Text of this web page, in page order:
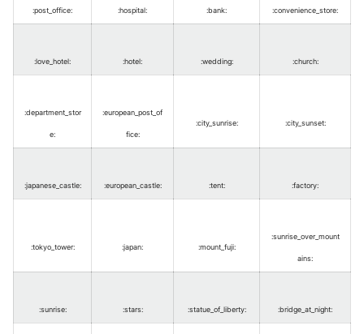
:post_office: :hospital: :bank: :convenience_store:
:love_hotel: :hotel: :wedding: :church:
:department_stor
e:
:european_post_of
fice:
:city_sunrise: :city_sunset:
:japanese_castle: :european_castle: :tent: :factory:
:tokyo_tower: :japan: :mount_fuji:
:sunrise_over_mount
ains:
:sunrise: :stars: :statue_of_liberty: :bridge_at_night: